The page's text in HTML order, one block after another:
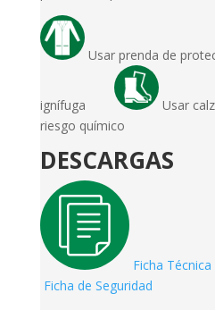
Usar prenda de
ignífuga
Usar
riesgo químico
DESCARGAS
Ficha Técnica
Ficha de Seguridad